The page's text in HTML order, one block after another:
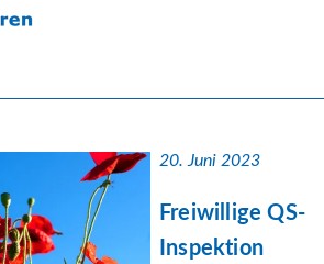
20. Juni 2023
Freiwillige QS-
Inspektion